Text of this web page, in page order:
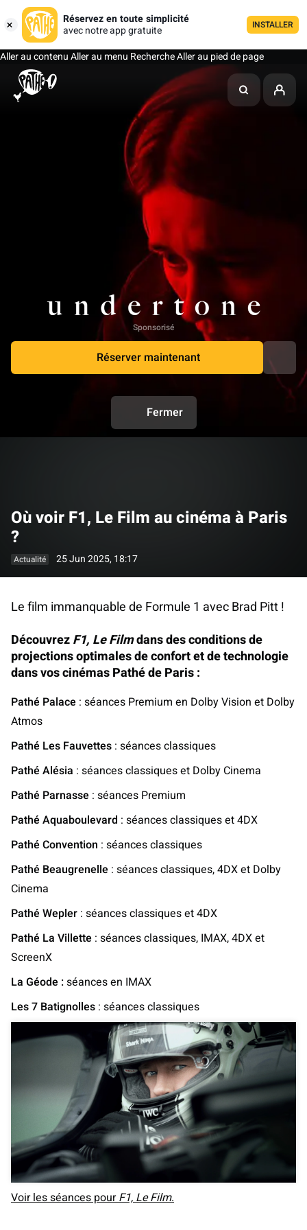
Réservez en toute simplicité
avec notre app gratuite
INSTALLER
Aller au contenuAller au menu RechercheAller au pied de page
Sponsorisé
Réserver maintenant
Fermer
Où voir F1, Le Film au cinéma à Paris
?
Actualité 25 Jun 2025, 18:17
Le film immanquable de Formule 1 avec Brad Pitt !
DécouvrezF1, Le Filmdans des conditions de
projections optimales de confort et de technologie
dans vos cinémas Pathé de Paris :
Pathé Palace : séances Premium en Dolby Vision et Dolby
Atmos
Pathé Les Fauvettes : séances classiques
Pathé Alésia : séances classiques et Dolby Cinema
Pathé Parnasse : séances Premium
Pathé Aquaboulevard : séances classiques et 4DX
Pathé Convention : séances classiques
Pathé Beaugrenelle : séances classiques, 4DX et Dolby
Cinema
Pathé Wepler : séances classiques et 4DX
Pathé La Villette : séances classiques, IMAX, 4DX et
ScreenX
La Géode :séances en IMAX
Les 7 Batignolles : séances classiques
Voir les séances pourF1, Le Film.